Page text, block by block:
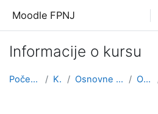
Moodle FPNJ
Informacije o kursu
Početna stranica Kursevi Osnovne akademske studije OAS Učitelj